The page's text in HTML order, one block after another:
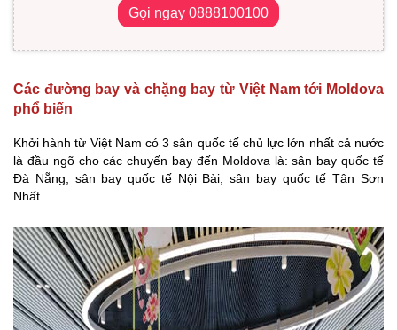
Gọi ngay 0888100100
Các đường bay và chặng bay từ Việt Nam tới Moldova
phổ biến
Khởi hành từ Việt Nam có 3 sân quốc tế chủ lực lớn nhất cả nước
là đầu ngõ cho các chuyến bay đến Moldova là: sân bay quốc tế
Đà Nẵng, sân bay quốc tế Nội Bài, sân bay quốc tế Tân Sơn
Nhất.